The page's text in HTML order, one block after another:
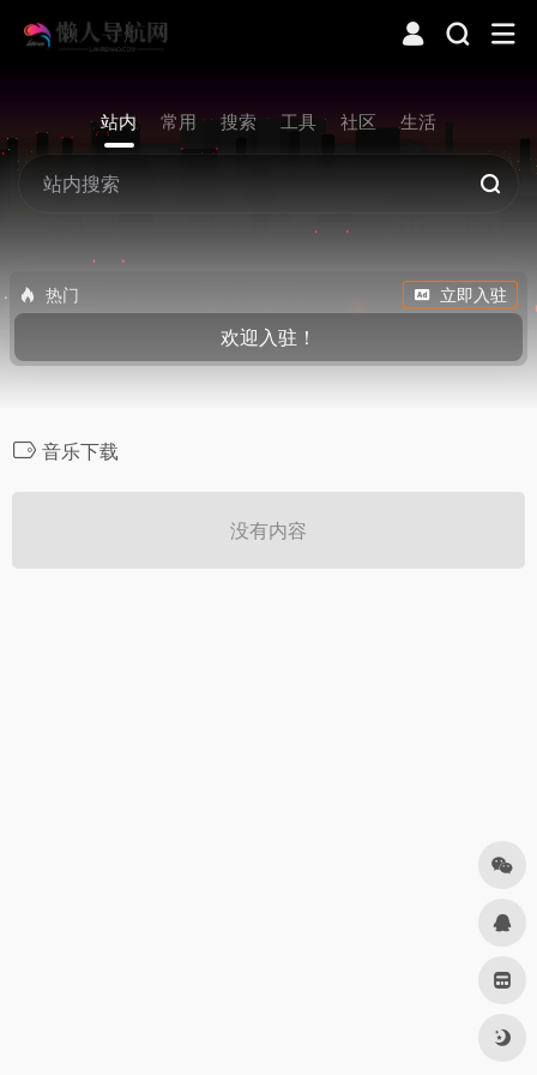
站内 常用 搜索 工具 社区 生活
热门 立即入驻
欢迎入驻！
音乐下载
没有内容